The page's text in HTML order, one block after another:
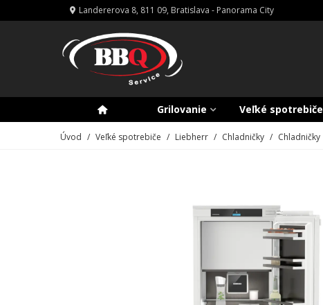
Landererova 8, 811 09, Bratislava - Panorama City
Grilovanie Veľké spotrebiče
Úvod / Veľké spotrebiče / Liebherr / Chladničky / Chladničky